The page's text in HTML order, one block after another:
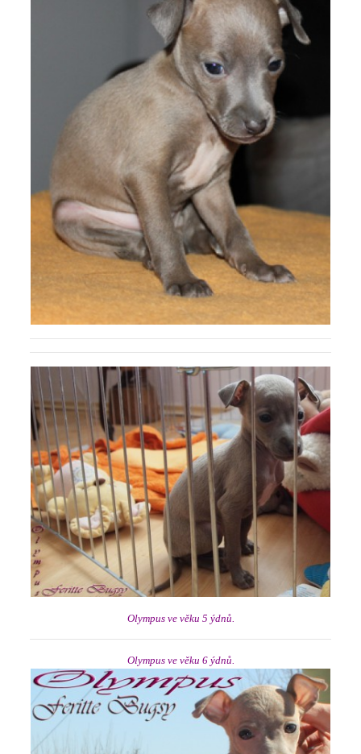
Olympus ve věku 5 ýdnů.
Olympus ve věku 6 ýdnů.